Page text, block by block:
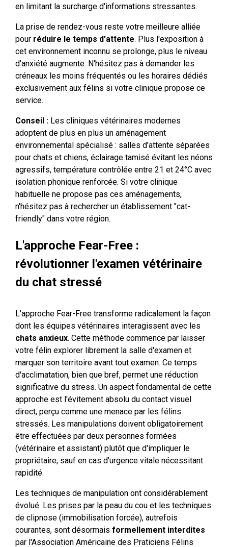
en limitant la surcharge d'informations stressantes.
La prise de rendez-vous reste votre meilleure alliée
pour réduire le temps d'attente. Plus l'exposition à
cet environnement inconnu se prolonge, plus le niveau
d'anxiété augmente. N'hésitez pas à demander les
créneaux les moins fréquentés ou les horaires dédiés
exclusivement aux félins si votre clinique propose ce
service.
Conseil :Les cliniques vétérinaires modernes
adoptent de plus en plus un aménagement
environnemental spécialisé : salles d'attente séparées
pour chats et chiens, éclairage tamisé évitant les néons
agressifs, température contrôlée entre 21 et 24°C avec
isolation phonique renforcée. Si votre clinique
habituelle ne propose pas ces aménagements,
n'hésitez pas à rechercher un établissement "cat-
friendly" dans votre région.
L'approche Fear-Free :
révolutionner l'examen vétérinaire
du chat stressé
L'approche Fear-Free transforme radicalement la façon
dont les équipes vétérinaires interagissent avec les
chats anxieux. Cette méthode commence par laisser
votre félin explorer librement la salle d'examen et
marquer son territoire avant tout examen. Ce temps
d'acclimatation, bien que bref, permet une réduction
significative du stress. Un aspect fondamental de cette
approche est l'évitement absolu du contact visuel
direct, perçu comme une menace par les félins
stressés. Les manipulations doivent obligatoirement
être effectuées par deux personnes formées
(vétérinaire et assistant) plutôt que d'impliquer le
propriétaire, sauf en cas d'urgence vitale nécessitant
rapidité.
Les techniques de manipulation ont considérablement
évolué. Les prises par la peau du cou et les techniques
de clipnose (immobilisation forcée), autrefois
courantes, sont désormais formellement interdites
par l'Association Américaine des Praticiens Félins